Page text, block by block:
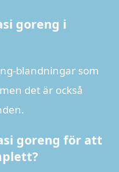
goreng i
blandningar som
det är också
goreng för att